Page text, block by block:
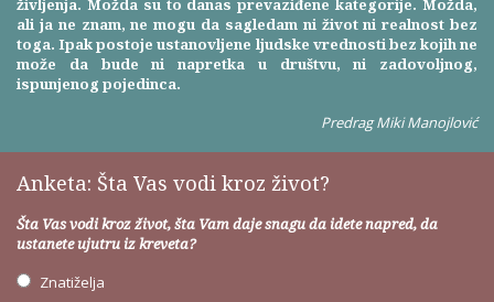
življenja. Možda su to danas prevaziđene kategorije. Možda,
ali ja ne znam, ne mogu da sagledam ni život ni realnost bez
toga. Ipak postoje ustanovljene ljudske vrednosti bez kojih ne
može da bude ni napretka u društvu, ni zadovoljnog,
ispunjenog pojedinca.
Predrag Miki Manojlović
Anketa: Šta Vas vodi kroz život?
Šta Vas vodi kroz život, šta Vam daje snagu da idete napred, da
ustanete ujutru iz kreveta?
Znatiželja